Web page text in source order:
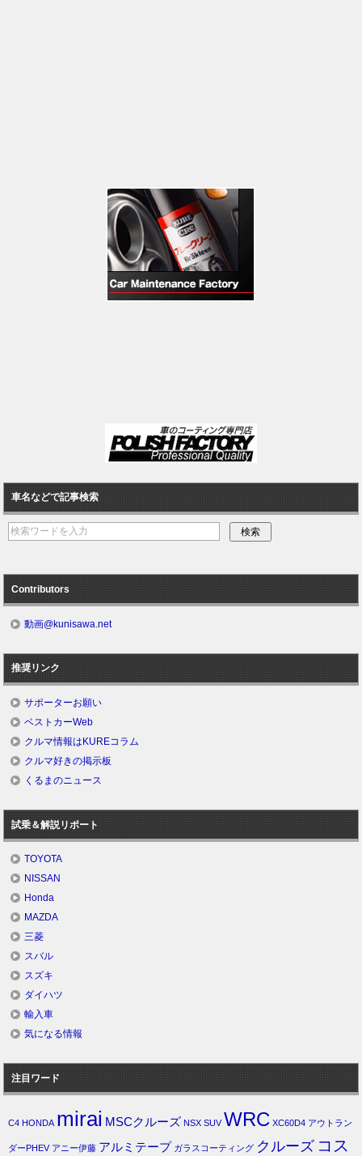
車名などで記事検索
Contributors
動画@kunisawa.net
推奨リンク
サポーターお願い
ベストカーWeb
クルマ情報はKUREコラム
クルマ好きの掲示板
くるまのニュース
試乗＆解説リポート
TOYOTA
NISSAN
Honda
MAZDA
三菱
スバル
スズキ
ダイハツ
輸入車
気になる情報
注目ワード
C4 HONDA mirai MSCクルーズ NSX SUV WRC XC60D4 アウトラン
ダーPHEV アニー伊藤 アルミテープ ガラスコーティング クルーズ コス